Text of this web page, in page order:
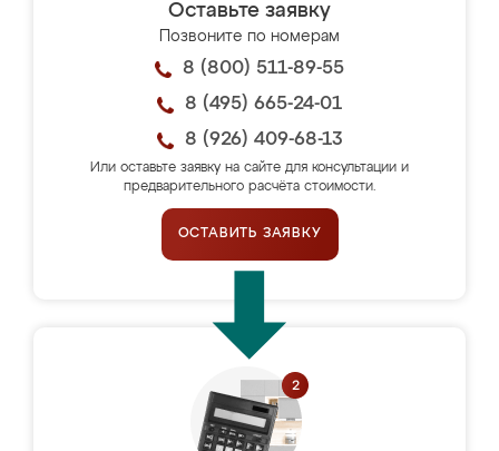
Оставьте заявку
Позвоните по номерам
8 (800) 511-89-55
8 (495) 665-24-01
8 (926) 409-68-13
Или оставьте заявку на сайте для консультации и
предварительного расчёта стоимости.
ОСТАВИТЬ ЗАЯВКУ